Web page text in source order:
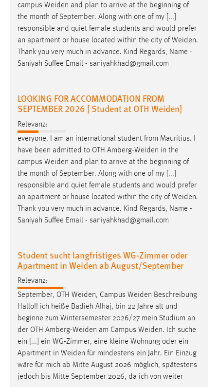
campus Weiden and plan to arrive at the beginning of
the month of September. Along with one of my [...]
responsible and quiet female students and would prefer
an apartment or house located within the city ofWeiden.
Thank you very much in advance. Kind Regards, Name -
Saniyah Suffee Email - saniyahkhad@gmail.com
LOOKING FOR ACCOMMODATION FROM
SEPTEMBER 2026 [ Student at OTH Weiden]
Relevanz:
everyone, I am an international student from Mauritius. I
have been admitted to OTH Amberg-Weiden in the
campus Weiden and plan to arrive at the beginning of
the month of September. Along with one of my [...]
responsible and quiet female students and would prefer
an apartment or house located within the city ofWeiden.
Thank you very much in advance. Kind Regards, Name -
Saniyah Suffee Email - saniyahkhad@gmail.com
Student sucht langfristiges WG-Zimmer oder
Apartment in Weiden ab August/September
Relevanz:
September, OTH Weiden, Campus Weiden Beschreibung
Hallo!! ich heiße Badieh Alhaj, bin 22 Jahre alt und
beginne zum Wintersemester 2026/27 mein Studium an
der OTH Amberg-Weiden am Campus Weiden. Ich suche
ein [...] ein WG-Zimmer, eine kleine Wohnung oder ein
Apartment in Weiden für mindestens ein Jahr. Ein Einzug
wäre für mich ab Mitte August 2026 möglich, spätestens
jedoch bis Mitte September 2026, da ich von weiter